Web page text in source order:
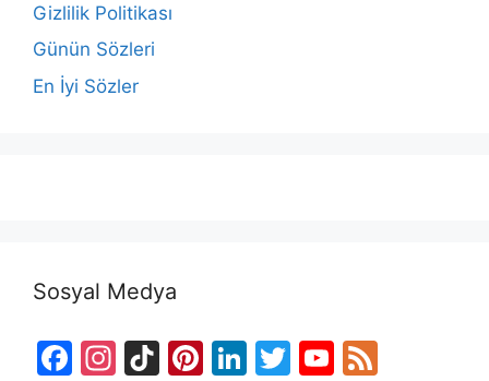
Gizlilik Politikası
Günün Sözleri
En İyi Sözler
Sosyal Medya
F
In Ti Pi Li T
Y